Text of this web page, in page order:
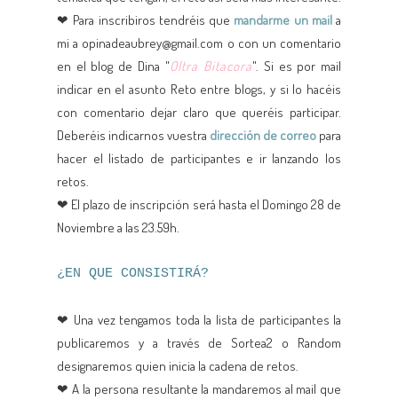
❤ Para inscribiros tendréis que mandarme un maila
mi a opinadeaubrey@gmail.com o con un comentario
en el blog de Dina "Oltra Bitacora". Si es por mail
indicar en el asunto Reto entre blogs, y si lo hacéis
con comentario dejar claro que queréis participar.
Deberéis indicarnos vuestra dirección de correo para
hacer el listado de participantes e ir lanzando los
retos.
❤ El plazo de inscripción será hasta el Domingo 28 de
Noviembre a las 23.59h.
¿EN QUE CONSISTIRÁ?
❤ Una vez tengamos toda la lista de participantes la
publicaremos y a través de Sortea2 o Random
designaremos quien inicia la cadena de retos.
❤ A la persona resultante la mandaremos al mail que